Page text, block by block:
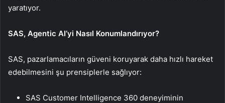
yaratıyor.
SAS, Agentic AI’yi Nasıl Konumlandırıyor?
SAS, pazarlamacıların güveni koruyarak daha hızlı hareket
edebilmesini şu prensiplerle sağlıyor:
SAS Customer Intelligence 360 deneyiminin